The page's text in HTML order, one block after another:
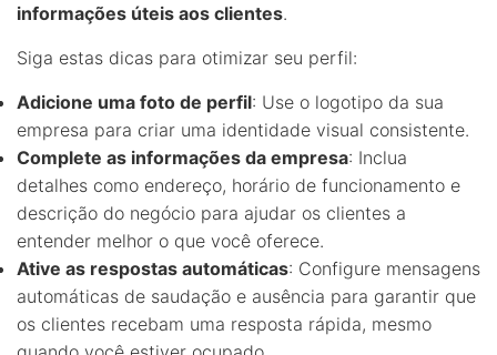
informações úteis aos clientes.
Siga estas dicas para otimizar seu perfil:
Adicione uma foto de perfil: Use o logotipo da sua
empresa para criar uma identidade visual consistente.
Complete as informações da empresa: Inclua
detalhes como endereço, horário de funcionamento e
descrição do negócio para ajudar os clientes a
entender melhor o que você oferece.
Ative as respostas automáticas: Configure mensagens
automáticas de saudação e ausência para garantir que
os clientes recebam uma resposta rápida, mesmo